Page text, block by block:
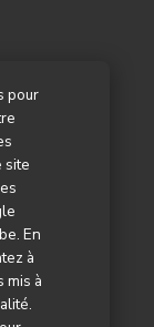
pour
site
En
à
mis à